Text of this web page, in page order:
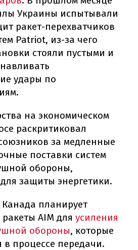
Украины испытывали
ракет-перехватчиков
Patriot, из-за чего
стояли пустыми и
удары по
на экономическом
раскритиковал
за медленные
поставки систем
обороны,
защиты энергетики.
планирует
ракеты AIM дляусиления
обороны, которые
в процессе передачи.